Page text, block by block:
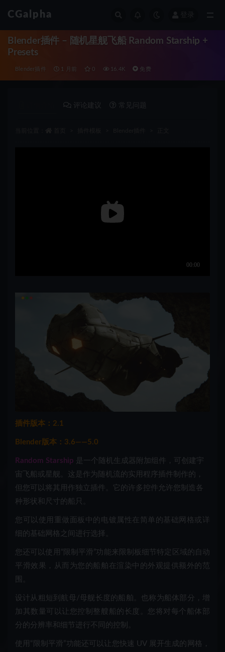
CGalpha
Blender插件 – 随机星舰飞船 Random Starship +
Presets
Blender插件 1 月前 0 16.4K 免费
评论建议 常见问题
插件版本：2.1
Blender版本：3.6——5.0
Random Starship 是一个随机生成器附加组件，可创建宇
宙飞船或星舰。这是作为随机流的实用程序插件制作的，
但您可以将其用作独立插件。它的许多控件允许您制造各
种形状和尺寸的船只。
您可以使用重做面板中的电镀属性在简单的基础网格或详
细的基础网格之间进行选择。
您还可以使用“限制平滑”功能来限制板细节特定区域的自动
平滑效果，从而为您的船舶在渲染中的外观提供额外的范
围。
设计从粗短到航母/母舰长度的船舶。也称为船体部分，增
加其数量可以让您控制整艘船的长度。您将对每个船体部
分的分辨率和细节进行不同的控制。
使用“限制平滑”功能还可以让您快速 UV 展开生成的网格，